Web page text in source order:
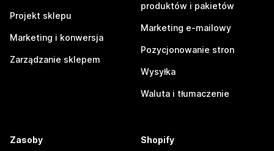
Projekt sklepu
Marketing i konwersja
Zarządzanie sklepem
produktów i pakietów
Marketing e-mailowy
Pozycjonowanie stron
Wysyłka
Waluta i tłumaczenie
Zasoby Shopify